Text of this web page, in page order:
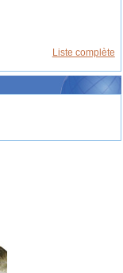
Liste complète